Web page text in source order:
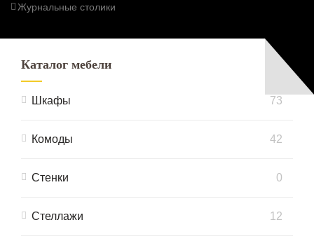
Журнальные столики
Каталог мебели
Шкафы 73
Комоды 42
Стенки 0
Стеллажи 12